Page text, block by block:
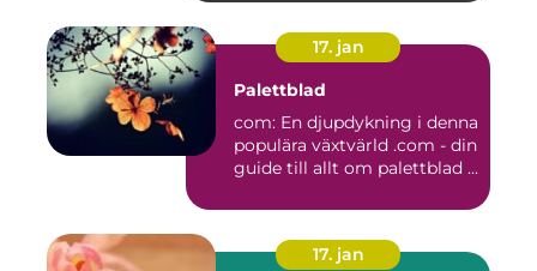
17. jan
Palettblad
com: En djupdykning i denna
populära växtvärld .com - din
guide till allt om palettblad ...
17. jan